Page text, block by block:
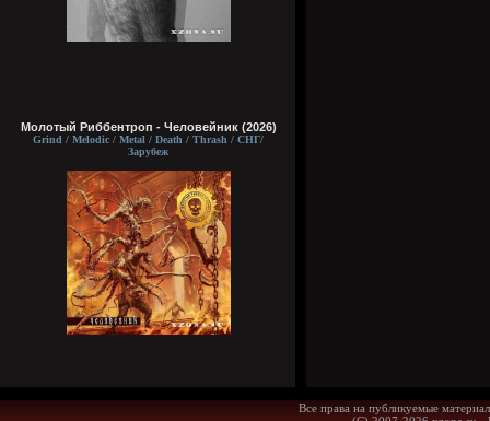
Молотый Риббентроп - Человейник (2026)
Grind / Melodic / Metal / Death / Thrash / СНГ/
Зарубеж
Все права на публикуемые